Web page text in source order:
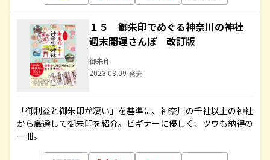
１５ 御朱印でめぐる神奈川の神社
週末開運さんぽ 改訂版
御朱印
2023.03.09 発売
「御利益と御朱印が凄い」を基準に、神奈川の千社以上の神社
から厳選して御朱印を紹介。ビギナーに優しく、ツウも納得の
一冊。